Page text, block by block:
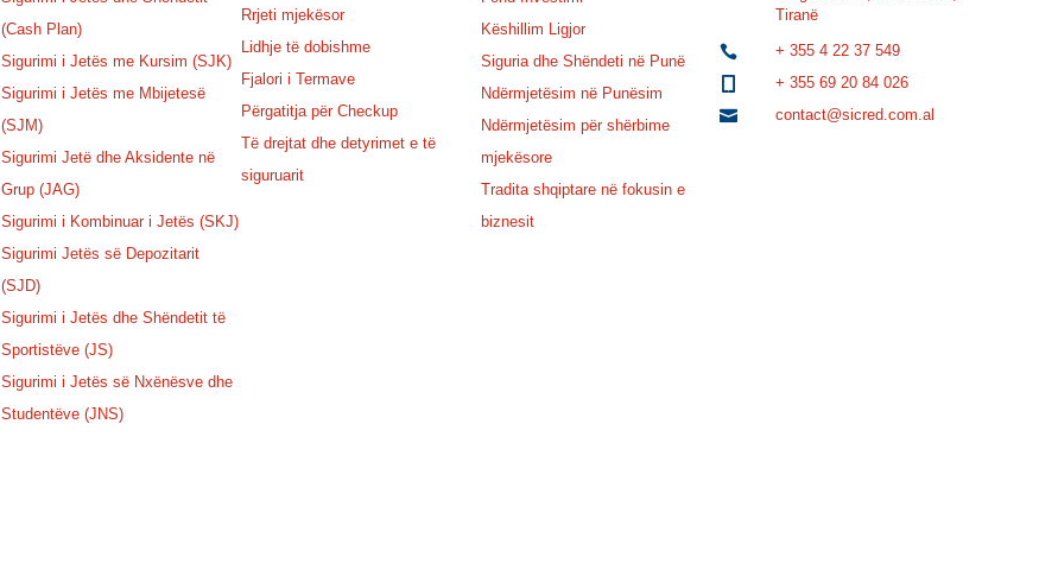
(Cash Plan)
Sigurimi i Jetës me Kursim (SJK)
Sigurimi i Jetës me Mbijetesë
(SJM)
Sigurimi Jetë dhe Aksidente në
Grup (JAG)
Sigurimi i Kombinuar i Jetës (SKJ)
Sigurimi Jetës së Depozitarit
(SJD)
Sigurimi i Jetës dhe Shëndetit të
Sportistëve (JS)
Sigurimi i Jetës së Nxënësve dhe
Studentëve (JNS)
Rrjeti mjekësor
Lidhje të dobishme
Fjalori i Termave
Përgatitja për Checkup
Të drejtat dhe detyrimet e të
siguruarit
Këshillim Ligjor
Siguria dhe Shëndeti në Punë
Ndërmjetësim në Punësim
Ndërmjetësim për shërbime
mjekësore
Tradita shqiptare në fokusin e
biznesit
Tiranë

+ 355 4 22 37 549
+ 355 69 20 84 026

contact@sicred.com.al